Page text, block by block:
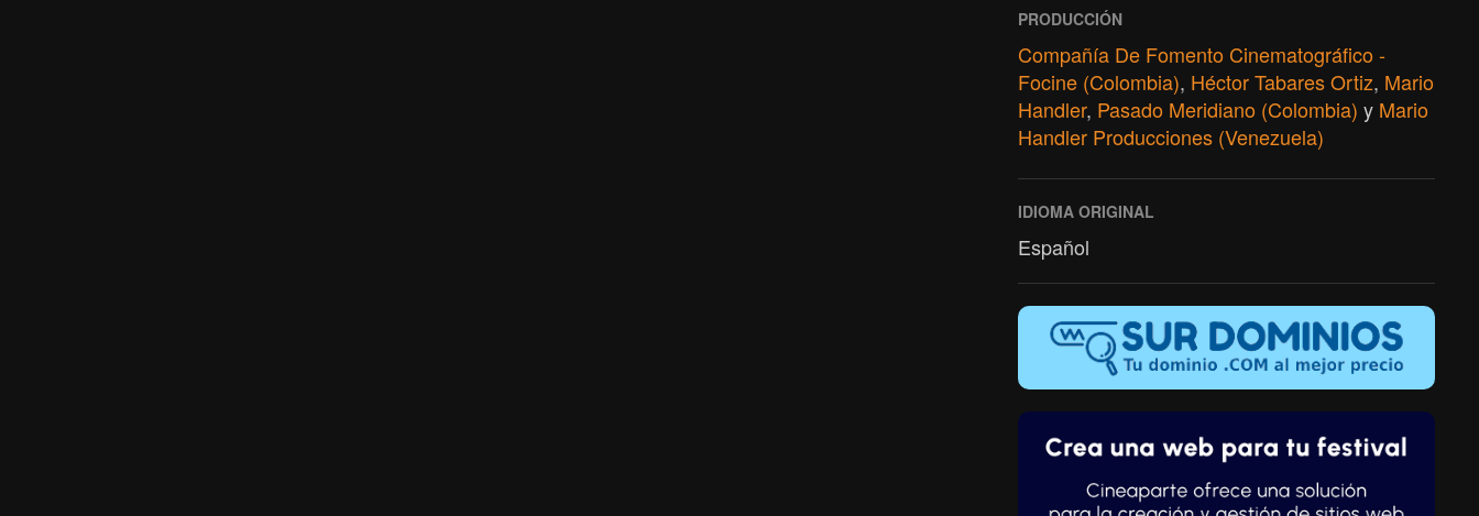
PRODUCCIÓN
Compañía De Fomento Cinematográfico -
Focine (Colombia), Héctor Tabares Ortiz, Mario
Handler, Pasado Meridiano (Colombia) y Mario
Handler Producciones (Venezuela)
IDIOMA ORIGINAL
Español